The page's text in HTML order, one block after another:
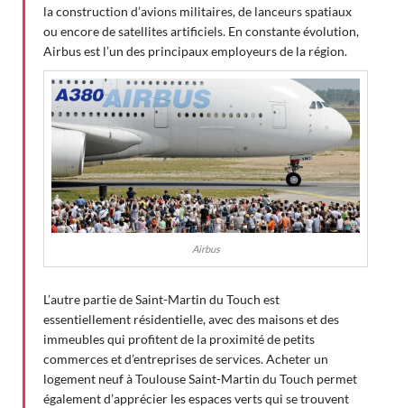
la construction d’avions militaires, de lanceurs spatiaux
ou encore de satellites artificiels. En constante évolution,
Airbus est l’un des principaux employeurs de la région.
Airbus
L’autre partie de Saint-Martin du Touch est
essentiellement résidentielle, avec des maisons et des
immeubles qui profitent de la proximité de petits
commerces et d’entreprises de services. Acheter un
logement neuf à Toulouse Saint-Martin du Touch permet
également d’apprécier les espaces verts qui se trouvent